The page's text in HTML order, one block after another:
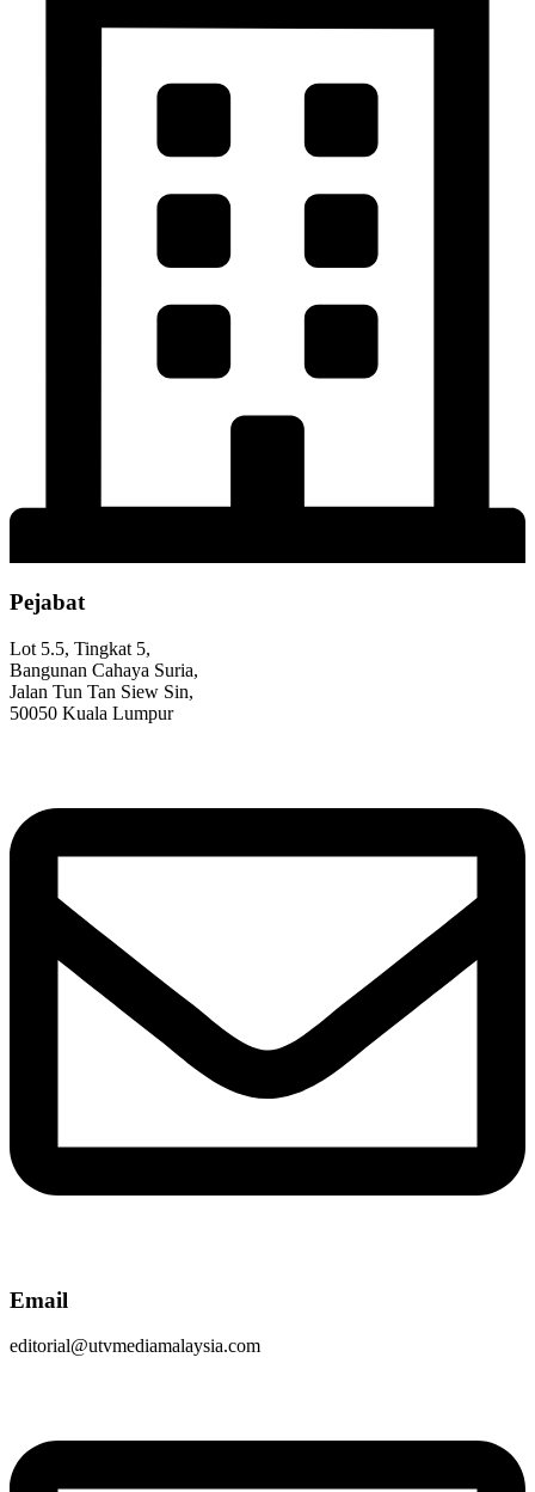
Pejabat
Lot 5.5, Tingkat 5,
Bangunan Cahaya Suria,
Jalan Tun Tan Siew Sin,
50050 Kuala Lumpur
Email
editorial@utvmediamalaysia.com